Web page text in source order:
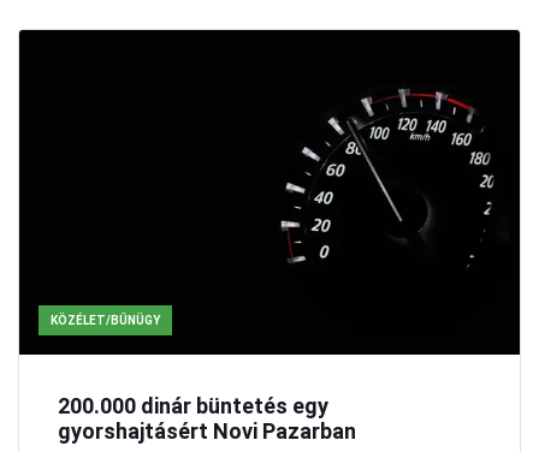
KÖZÉLET/BŰNÜGY
200.000 dinár büntetés egy
gyorshajtásért Novi Pazarban